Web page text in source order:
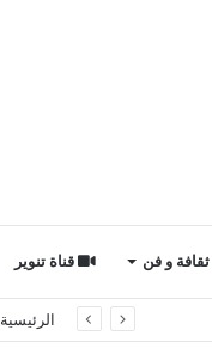
ثقافة و فن قناة تنوير
الرئيسية